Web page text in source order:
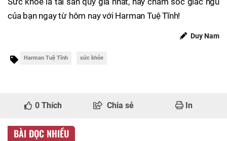
của bạn ngay từ hôm nay với Harman Tuệ Tĩnh!
Duy Nam
Harman Tuệ Tĩnh sức khỏe
0 Thích Chia sẻ In
BÀI ĐỌC NHIỀU